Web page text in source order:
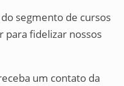
segmento de cursos
para fidelizar nossos
um contato da